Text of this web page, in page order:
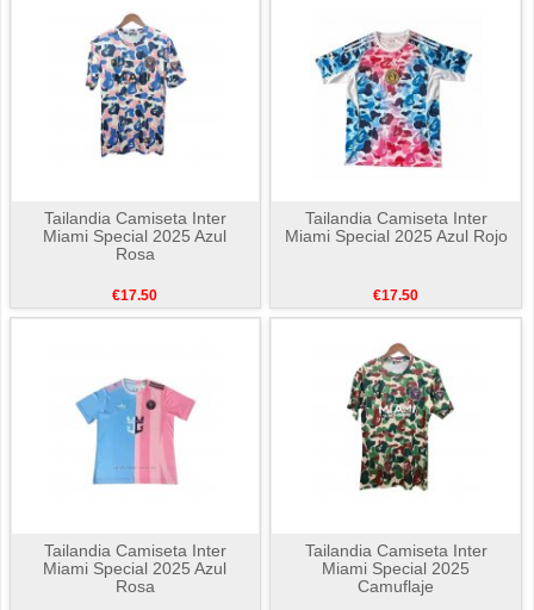
Tailandia Camiseta Inter
Miami Special 2025 Azul
Rosa
€17.50
Tailandia Camiseta Inter
Miami Special 2025 Azul Rojo
€17.50
Tailandia Camiseta Inter
Miami Special 2025 Azul
Rosa
Tailandia Camiseta Inter
Miami Special 2025
Camuflaje